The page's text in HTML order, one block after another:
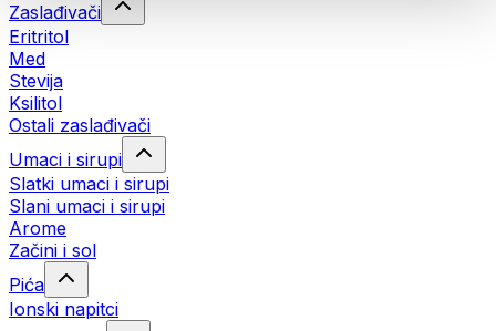
Zaslađivači
Eritritol
Med
Stevija
Ksilitol
Ostali zaslađivači
Umaci i sirupi
Slatki umaci i sirupi
Slani umaci i sirupi
Arome
Začini i sol
Pića
Ionski napitci